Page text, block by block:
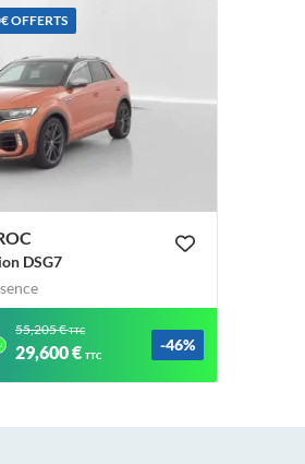
OFFERTS
DSG7
55,205 €TTC
29,600 € TTC
-46%